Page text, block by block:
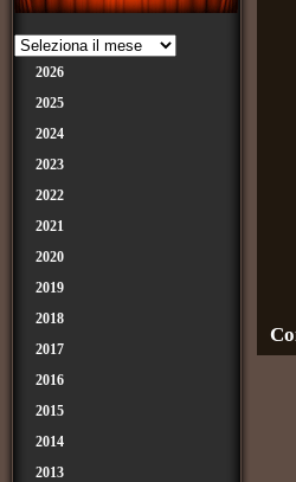
2026
2025
2024
2023
2022
2021
2020
2019
2018
2017
2016
2015
2014
2013